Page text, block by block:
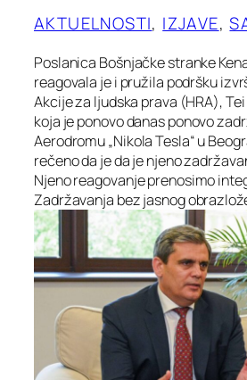
AKTUELNOSTI, IZJAVE,
Poslanica Bošnjačke stranke
reagovala je i pružila podršku
Akcije za ljudska prava (HRA),
koja je ponovo danas ponovo
Aerodromu „Nikola Tesla“ u
rečeno da je da je njeno
Njeno reagovanje prenosimo
Zadržavanja bez jasnog